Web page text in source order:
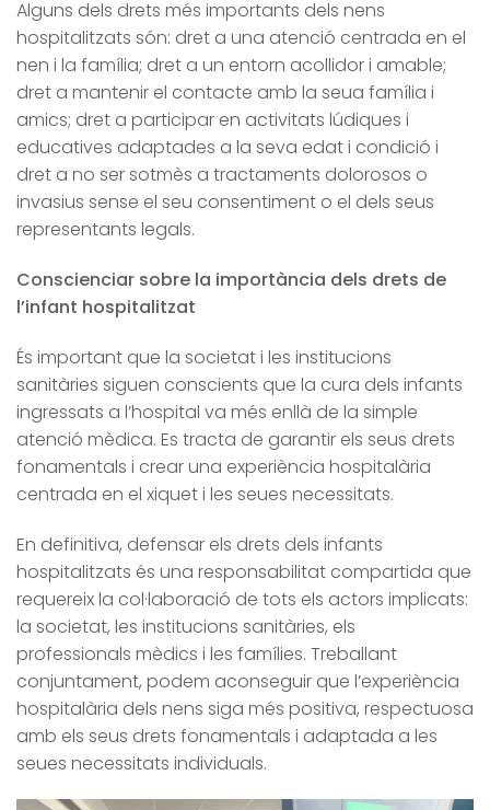
Alguns dels drets més importants dels nens
hospitalitzats són: dret a una atenció centrada en el
nen i la família; dret a un entorn acollidor i amable;
dret a mantenir el contacte amb la seua família i
amics; dret a participar en activitats lúdiques i
educatives adaptades a la seva edat i condició i
dret a no ser sotmès a tractaments dolorosos o
invasius sense el seu consentiment o el dels seus
representants legals.
Conscienciar sobre la importància dels drets de
l’infant hospitalitzat
És important que la societat i les institucions
sanitàries siguen conscients que la cura dels infants
ingressats a l’hospital va més enllà de la simple
atenció mèdica. Es tracta de garantir els seus drets
fonamentals i crear una experiència hospitalària
centrada en el xiquet i les seues necessitats.
En definitiva, defensar els drets dels infants
hospitalitzats és una responsabilitat compartida que
requereix la col·laboració de tots els actors implicats:
la societat, les institucions sanitàries, els
professionals mèdics i les famílies. Treballant
conjuntament, podem aconseguir que l’experiència
hospitalària dels nens siga més positiva, respectuosa
amb els seus drets fonamentals i adaptada a les
seues necessitats individuals.